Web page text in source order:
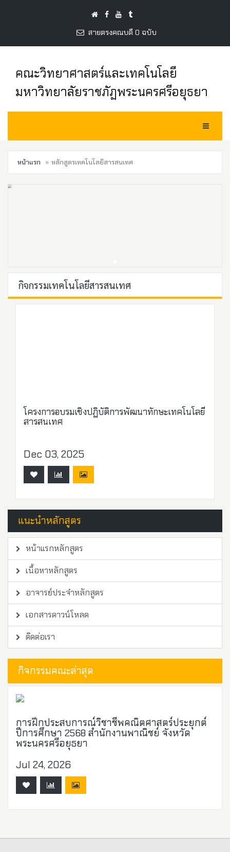
สายตรงคณบดี 0 ฉบับ
คณะวิทยาศาสตร์และเทคโนโลยี
มหาวิทยาลัยราชภัฏพระนครศรีอยุธยา
Toggle
หน้าแรก หลักสูตรเทคโนโลยีสารสนเทศ
กิจกรรมเทคโนโลยีสารสนเทศ
โครงการอบรมเชิงปฏิบัติการพัฒนาทักษะเทคโนโลยี
สารสนเทศ
Dec 03, 2025
แนะนำหลักสูตร
หน้าแรกหลักสูตร
เนื้อหาหลักสูตร
อาจารย์ประจำหลักสูตร
เอกสารดาวน์โหลด
ติดต่อเรา
กิจกรรมคณะล่าสุด
การฝึกประสบการณ์วิชาชีพคณิตศาสตร์ประยุกต์
ปีการศึกษา 2568 สำนักงานพาณิชย์ จังหวัด
พระนครศรีอยุธยา
Jul 24, 2026